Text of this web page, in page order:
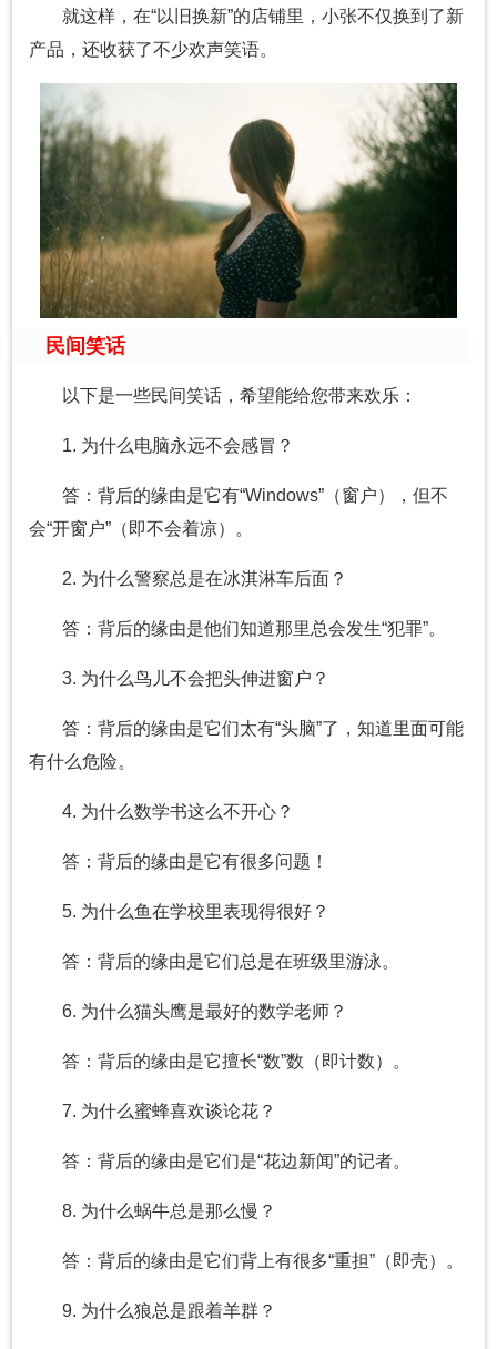
就这样，在“以旧换新”的店铺里，小张不仅换到了新
产品，还收获了不少欢声笑语。
民间笑话
以下是一些民间笑话，希望能给您带来欢乐：
1. 为什么电脑永远不会感冒？
答：背后的缘由是它有“Windows”（窗户），但不
会“开窗户”（即不会着凉）。
2. 为什么警察总是在冰淇淋车后面？
答：背后的缘由是他们知道那里总会发生“犯罪”。
3. 为什么鸟儿不会把头伸进窗户？
答：背后的缘由是它们太有“头脑”了，知道里面可能
有什么危险。
4. 为什么数学书这么不开心？
答：背后的缘由是它有很多问题！
5. 为什么鱼在学校里表现得很好？
答：背后的缘由是它们总是在班级里游泳。
6. 为什么猫头鹰是最好的数学老师？
答：背后的缘由是它擅长“数”数（即计数）。
7. 为什么蜜蜂喜欢谈论花？
答：背后的缘由是它们是“花边新闻”的记者。
8. 为什么蜗牛总是那么慢？
答：背后的缘由是它们背上有很多“重担”（即壳）。
9. 为什么狼总是跟着羊群？